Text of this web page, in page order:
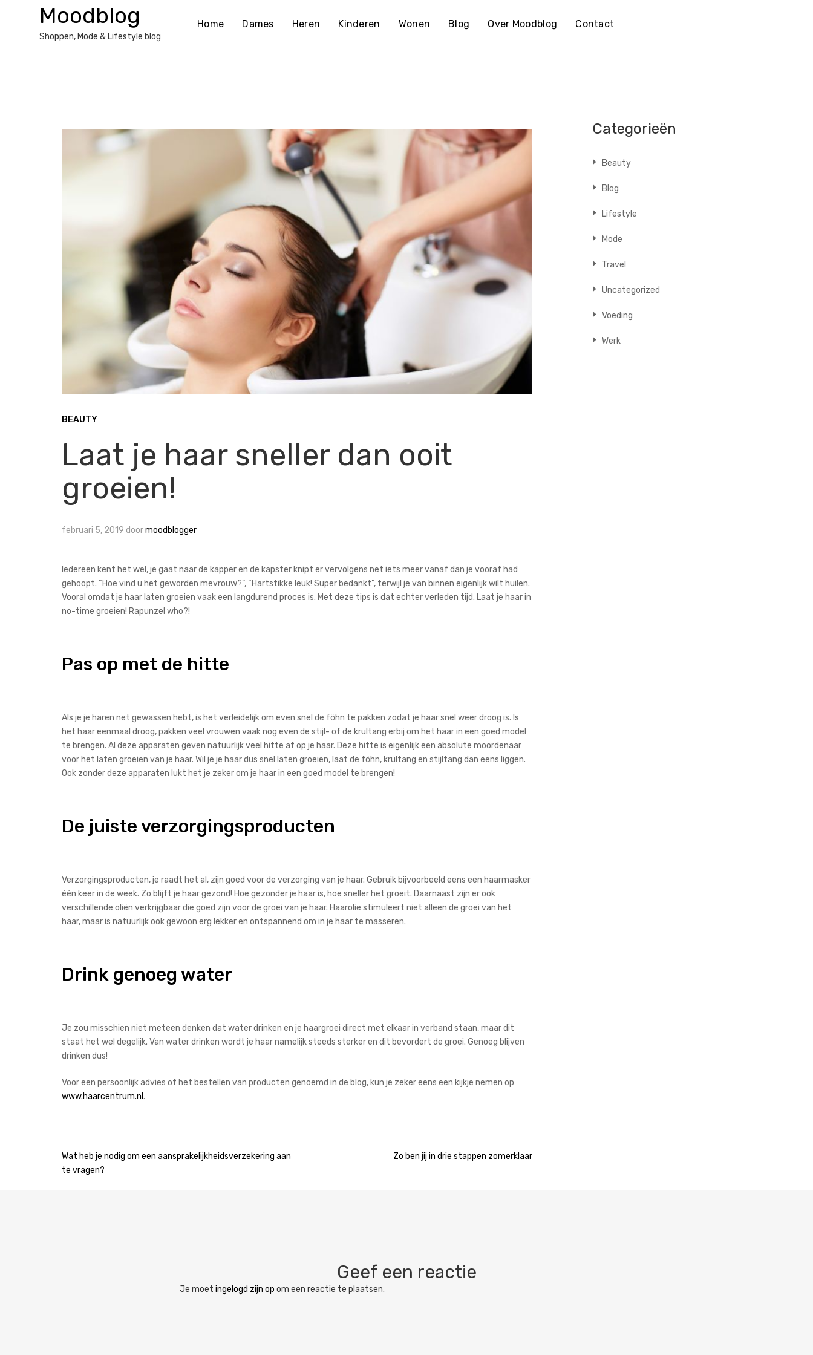
Moodblog
Shoppen, Mode & Lifestyle blog
Home Dames Heren Kinderen Wonen Blog Over Moodblog Contact
BEAUTY
Laat je haar sneller dan ooit
groeien!
februari 5, 2019 doormoodblogger
Iedereen kent het wel, je gaat naar de kapper en de kapster knipt er vervolgens net iets meer vanaf dan je vooraf had
gehoopt. “Hoe vind u het geworden mevrouw?”, “Hartstikke leuk! Super bedankt”, terwijl je van binnen eigenlijk wilt huilen.
Vooral omdat je haar laten groeien vaak een langdurend proces is. Met deze tips is dat echter verleden tijd. Laat je haar in
no-time groeien! Rapunzel who?!
Pas op met de hitte
Als je je haren net gewassen hebt, is het verleidelijk om even snel de föhn te pakken zodat je haar snel weer droog is. Is
het haar eenmaal droog, pakken veel vrouwen vaak nog even de stijl- of de krultang erbij om het haar in een goed model
te brengen. Al deze apparaten geven natuurlijk veel hitte af op je haar. Deze hitte is eigenlijk een absolute moordenaar
voor het laten groeien van je haar. Wil je je haar dus snel laten groeien, laat de föhn, krultang en stijltang dan eens liggen.
Ook zonder deze apparaten lukt het je zeker om je haar in een goed model te brengen!
De juiste verzorgingsproducten
Verzorgingsproducten, je raadt het al, zijn goed voor de verzorging van je haar. Gebruik bijvoorbeeld eens een haarmasker
één keer in de week. Zo blijft je haar gezond! Hoe gezonder je haar is, hoe sneller het groeit. Daarnaast zijn er ook
verschillende oliën verkrijgbaar die goed zijn voor de groei van je haar. Haarolie stimuleert niet alleen de groei van het
haar, maar is natuurlijk ook gewoon erg lekker en ontspannend om in je haar te masseren.
Drink genoeg water
Je zou misschien niet meteen denken dat water drinken en je haargroei direct met elkaar in verband staan, maar dit
staat het wel degelijk. Van water drinken wordt je haar namelijk steeds sterker en dit bevordert de groei. Genoeg blijven
drinken dus!
Voor een persoonlijk advies of het bestellen van producten genoemd in de blog, kun je zeker eens een kijkje nemen op
www.haarcentrum.nl .
Bericht
navigatie
Wat heb je nodig om een aansprakelijkheidsverzekering aan
te vragen?
Zo ben jij in drie stappen zomerklaar
Categorieën
Beauty
Blog
Lifestyle
Mode
Travel
Uncategorized
Voeding
Werk
Geef een reactie
Je moet ingelogd zijn op om een reactie te plaatsen.